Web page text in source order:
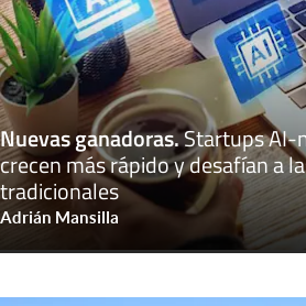
Nuevas ganadoras.Startups AI-
crecen más rápido y desafían a
tradicionales
Adrián Mansilla